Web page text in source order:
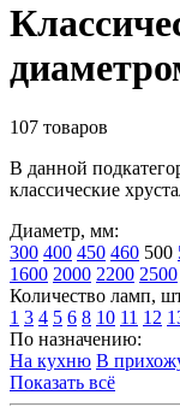
107 товаров
В данной
классические
Диаметр, мм:
300 400 450 460 500
1600 2000 2200 2500
Количество ламп,
1 3 4 5 6 8 10 11 12
По назначению:
На кухню В
Показать всё